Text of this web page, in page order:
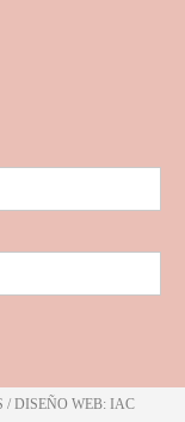
/ DISEÑO WEB: IAC